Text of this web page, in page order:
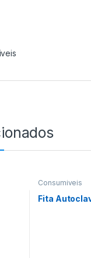
Consumiveis
Fita